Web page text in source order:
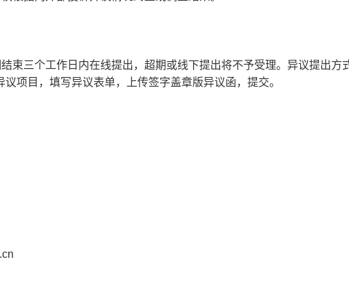
束三个工作日内在线提出，超期或线下提出将不予受理。异议提出方
项目，填写异议表单，上传签字盖章版异议函，提交。